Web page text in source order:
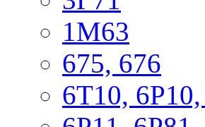
1М63
675, 676
6Т10,